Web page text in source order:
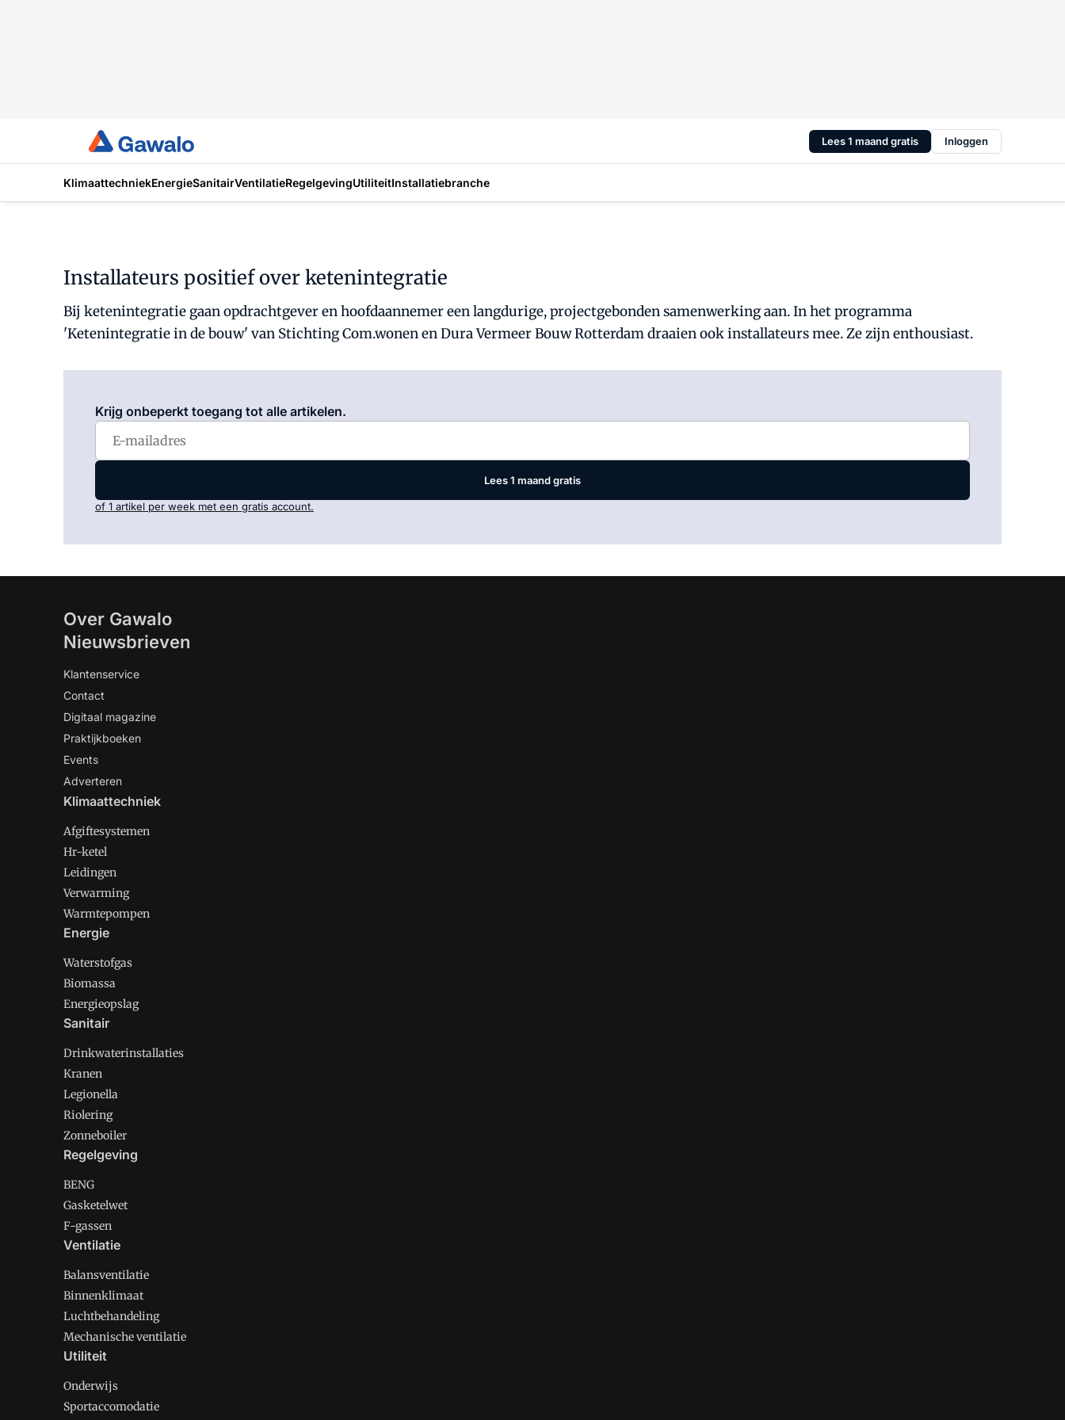
Lees 1 maand gratis Inloggen
KlimaattechniekEnergieSanitairVentilatieRegelgevingUtiliteitInstallatiebranche
Installateurs positief over ketenintegratie
Bij ketenintegratie gaan opdrachtgever en hoofdaannemer een langdurige, projectgebonden samenwerking aan. In het programma
'Ketenintegratie in de bouw' van Stichting Com.wonen en Dura Vermeer Bouw Rotterdam draaien ook installateurs mee. Ze zijn enthousiast.
Krijg onbeperkt toegang tot alle artikelen.
Lees 1 maand gratis
of 1 artikel per week met een gratis account.
Over Gawalo
Nieuwsbrieven
Klantenservice
Contact
Digitaal magazine
Praktijkboeken
Events
Adverteren
Klimaattechniek
Afgiftesystemen
Hr-ketel
Leidingen
Verwarming
Warmtepompen
Energie
Waterstofgas
Biomassa
Energieopslag
Sanitair
Drinkwaterinstallaties
Kranen
Legionella
Riolering
Zonneboiler
Regelgeving
BENG
Gasketelwet
F-gassen
Ventilatie
Balansventilatie
Binnenklimaat
Luchtbehandeling
Mechanische ventilatie
Utiliteit
Onderwijs
Sportaccomodatie